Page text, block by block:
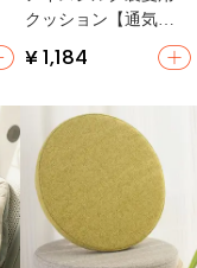
クッション【通気
ア・車用・抗滑性・
¥ 1,184